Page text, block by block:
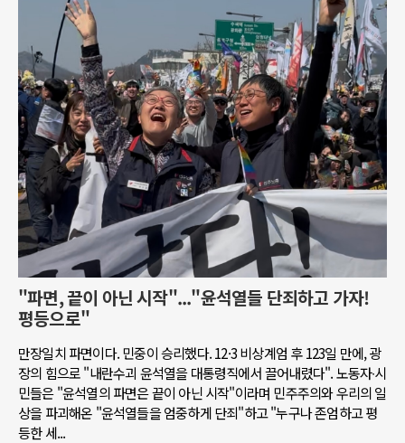
"파면, 끝이 아닌 시작"..."윤석열들 단죄하고 가자!
평등으로"
만장일치 파면이다. 민중이 승리했다. 12·3 비상계엄 후 123일 만에, 광
장의 힘으로 "내란수괴 윤석열을 대통령직에서 끌어내렸다". 노동자∙시
민들은 "윤석열의 파면은 끝이 아닌 시작"이라며 민주주의와 우리의 일
상을 파괴해온 "윤석열들을 엄중하게 단죄"하고 "누구나 존엄하고 평
등한 세...